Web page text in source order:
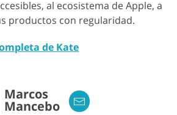
al ecosistema de Apple, a
productos con regularidad.
de Kate
Marcos
Mancebo